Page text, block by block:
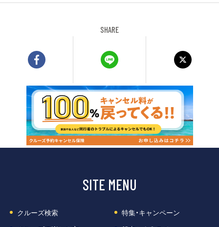
SHARE
SITE MENU
クルーズ検索
特集・キャンペーン